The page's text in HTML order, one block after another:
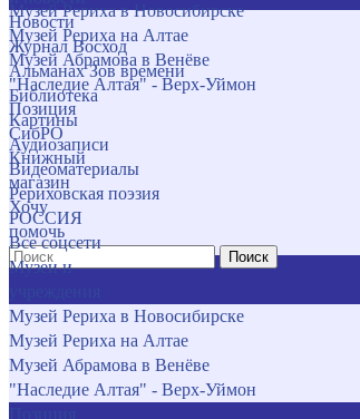
Музей Рериха в Новосибирске
Музей Рериха на Алтае
Музей Абрамова в Венёве
"Наследие Алтая" - Верх-Уймон
Позиция
СибРО
Книжный
магазин
Хочу
помочь
Поиск
Новости
Журнал Восход
Альманах Зов времени
Библиотека
Картины
Аудиозаписи
Видеоматериалы
Рериховская поэзия
РОССИЯ
Все соцсети
Музеи и
Музей Рериха в Новосибирске
Музей Рериха на Алтае
Музей Абрамова в Венёве
"Наследие Алтая" - Верх-Уймон